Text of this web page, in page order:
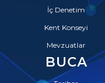
İç Denetim
Kent Konseyi
Mevzuatlar
BUCA